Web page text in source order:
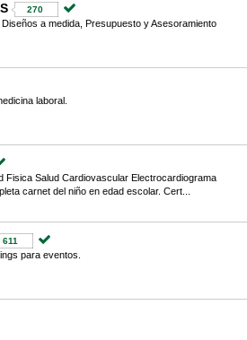
270
a medida, Presupuesto y Asesoramiento
laboral.
Salud Cardiovascular Electrocardiograma
carnet del niño en edad escolar. Cert...
611
para eventos.